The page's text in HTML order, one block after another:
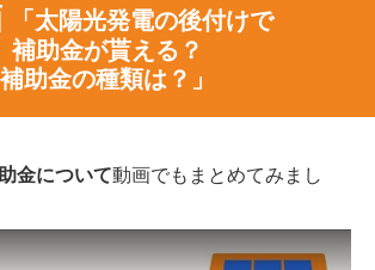
「太陽光発電の後付けで
補助金が貰える？
補助金の種類は？」
金について動画でもまとめてみまし